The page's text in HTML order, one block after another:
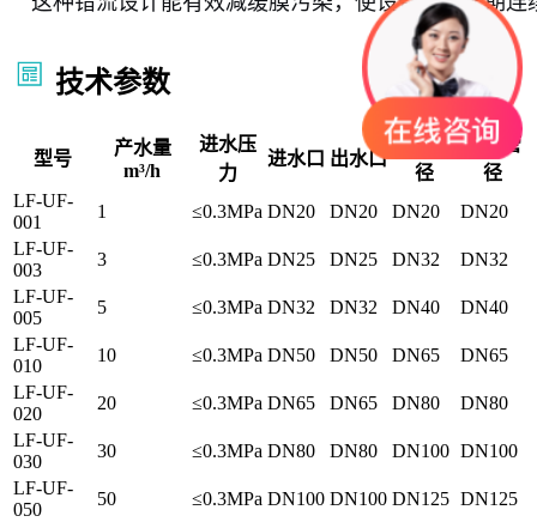
技术参数
型号
产水量
m³/h
进水压
力
进水口 出水口
上排管
径
下排管
径
LF-UF-
001
1 ≤0.3MPa DN20 DN20 DN20
DN20
LF-UF-
003
3 ≤0.3MPa DN25 DN25 DN32
DN32
LF-UF-
005
5 ≤0.3MPa DN32 DN32 DN40
DN40
LF-UF-
010
10 ≤0.3MPa DN50 DN50 DN65
DN65
LF-UF-
020
20 ≤0.3MPa DN65 DN65 DN80
DN80
LF-UF-
030
30 ≤0.3MPa DN80 DN80 DN100 DN100
LF-UF-
050
50 ≤0.3MPa DN100 DN100 DN125 DN125